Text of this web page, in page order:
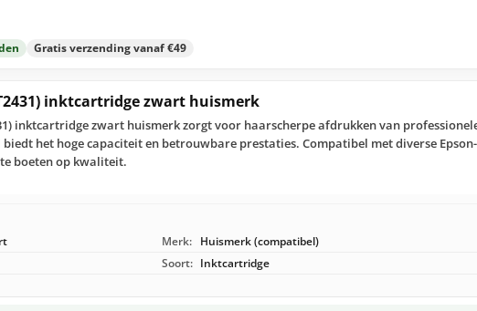
Gratis verzending vanaf €49
inktcartridge zwart huismerk
inktcartridge zwart huismerk zorgt voor haarscherpe afdrukken van
biedt het hoge capaciteit en betrouwbare prestaties. Compatibel met diverse
boeten op kwaliteit.
Merk: Huismerk (compatibel)
Soort: Inktcartridge